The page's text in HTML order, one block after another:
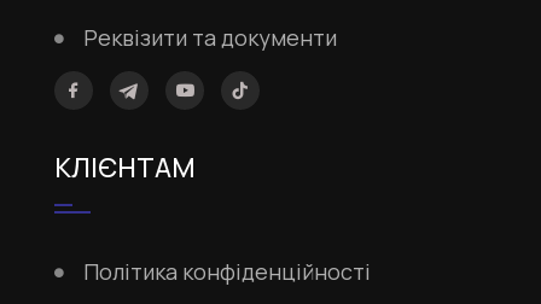
Реквізити та документи
КЛІЄНТАМ
Політика конфіденційності